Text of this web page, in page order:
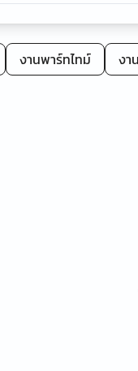
งานพาร์ทไทม์ งา